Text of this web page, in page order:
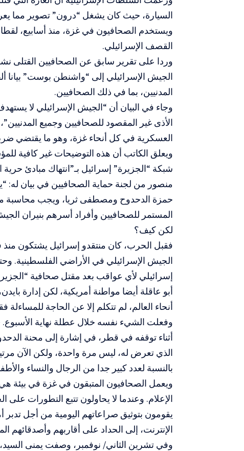
السيارة، حيث كان يشغل “درون” تصوير مما
ويستخدم الصحافيون في غزة، منذ أسابيع،
القصف الإسرائيلي.
وردا على تقرير سابق عن الصحافيين القتلى
الجيش الإسرائيلي إلى “واشنطن بوست”
المدنيين، بما في ذلك الصحافيين.
وجاء في البيان أن “الجيش الإسرائيلي لا
الأذى غير المقصود للصحافيين وجميع
العسكرية في كل أنحاء غزة، وهو ما يقتضي
ويعلق الكاتب أن هذه التوضيحات غير كافية
شبكة “الجزيرة” إسرائيل بـ”انتهاك مبادئ
منصور من لجنة حماية الصحافيين في بيان
حمزة الدحدوح ومصطفى ثريا، ويجب محاسبة
المستمر للصحافيين وأفراد أسرهم بنيران
لكن كيف؟
فقبل الحرب، كان منتقدو إسرائيل يشتكون منذ
الجيش الإسرائيلي في الأراضي الفلسطينية.
إسرائيلي لأي عواقب بعد مقتل صحافية
أبو عاقلة أيضا مواطنة أمريكية، لكن إدارة
أنحاء العالم، لم تتكلم إلا عن الحاجة للمساءلة
وفعلت الشيء نفسه خلال عطلة نهاية الأسبوع.
أثناء توقفه في قطر، في إشارة إلى محنة
الذي تعرض له، ليس مرة واحدة، ولكن الآن
بالنسبة لعدد كبير جدا من الرجال والنساء
ويعمل الصحافيون المتبقون في غزة في بيئة هي
الإعلام. وعندما لا يحاولون تتبع التطورات
يقومون بتوثيق صراعاتهم اليومية من أجل
الإنترنت، إلى الحداد على أقاربهم وأصدقائهم
وفي تشرين الثاني/ نوفمبر، وصفت يمنى